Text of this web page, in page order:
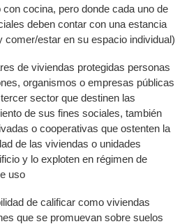
cocina, pero donde cada uno de
deben contar con una estancia
comer/estar en su espacio individual)
de viviendas protegidas personas
organismos o empresas públicas
sector que destinen las
de sus fines sociales, también
o cooperativas que ostenten la
de las viviendas o unidades
y lo exploten en régimen de
uso
de calificar como viviendas
que se promuevan sobre suelos